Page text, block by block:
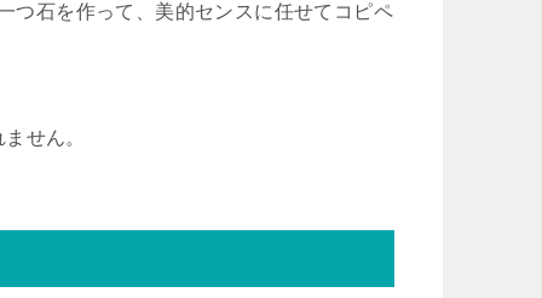
つ石を作って、美的センスに任せてコピペ
せん。